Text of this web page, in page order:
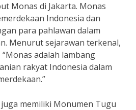
Monas di Jakarta. Monas
Indonesia dan
para pahlawan dalam
Menurut sejarawan terkenal,
adalah lambang
rakyat Indonesia dalam
memiliki Monumen Tugu